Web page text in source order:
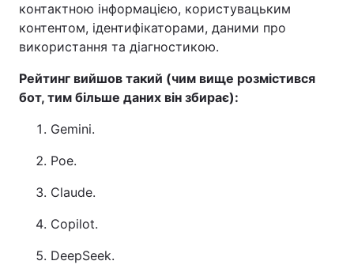
контактною інформацією, користувацьким
контентом, ідентифікаторами, даними про
використання та діагностикою.
Рейтинг вийшов такий (чим вище розмістився
бот, тим більше даних він збирає):
Gemini.
Poe.
Claude.
Copilot.
DeepSeek.